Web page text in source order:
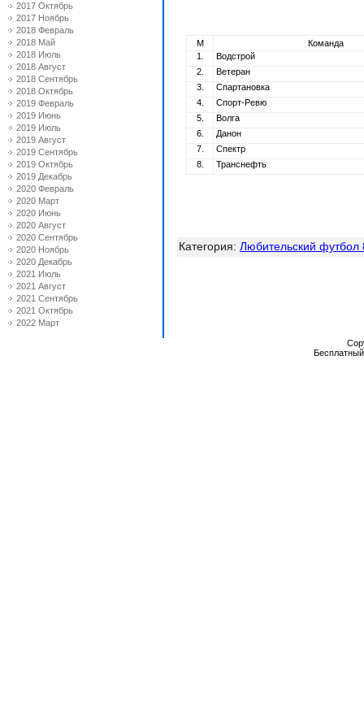
2017 Октябрь
2017 Ноябрь
2018 Февраль
2018 Май
2018 Июль
2018 Август
2018 Сентябрь
2018 Октябрь
2019 Февраль
2019 Июнь
2019 Июль
2019 Август
2019 Сентябрь
2019 Октябрь
2019 Декабрь
2020 Февраль
2020 Март
2020 Июнь
2020 Август
2020 Сентябрь
2020 Ноябрь
2020 Декабрь
2021 Июль
2021 Август
2021 Сентябрь
2021 Октябрь
2022 Март
М
Команда
1.
Водстрой
2.
Ветеран
3.
Спартановка
4.
Спорт-Ревю
5.
Волга
6.
Данон
7.
Спектр
8.
Транснефть
Категория: Любительский футбол